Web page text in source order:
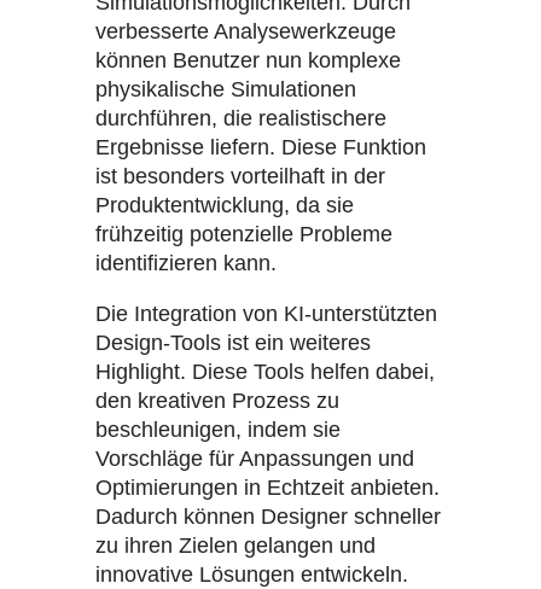
verbesserte Analysewerkzeuge
können Benutzer nun komplexe
physikalische Simulationen
durchführen, die realistischere
Ergebnisse liefern. Diese Funktion
ist besonders vorteilhaft in der
Produktentwicklung, da sie
frühzeitig potenzielle Probleme
identifizieren kann.
Die Integration von KI-unterstützten
Design-Tools ist ein weiteres
Highlight. Diese Tools helfen dabei,
den kreativen Prozess zu
beschleunigen, indem sie
Vorschläge für Anpassungen und
Optimierungen in Echtzeit anbieten.
Dadurch können Designer schneller
zu ihren Zielen gelangen und
innovative Lösungen entwickeln.